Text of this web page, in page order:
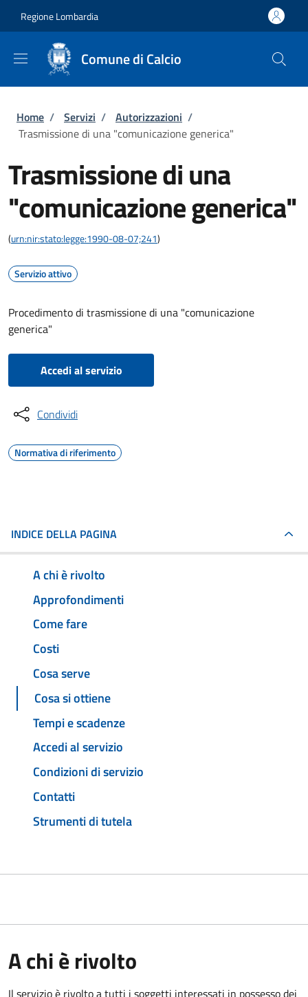
Regione Lombardia
Comune di Calcio
Briciole di pane
Home / Servizi / Autorizzazioni /
Trasmissione di una "comunicazione generica"
Trasmissione di una
"comunicazione generica"
(urn:nir:stato:legge:1990-08-07;241)
Servizio attivo
Procedimento di trasmissione di una "comunicazione
generica"
Accedi al servizio
Condividi
Normativa di riferimento
INDICE DELLA PAGINA
A chi è rivolto
Approfondimenti
Come fare
Costi
Cosa serve
Cosa si ottiene
Tempi e scadenze
Accedi al servizio
Condizioni di servizio
Contatti
Strumenti di tutela
A chi è rivolto
Il servizio è rivolto a tutti i soggetti interessati in possesso dei